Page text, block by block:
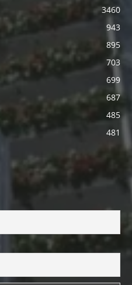
3460
943
895
703
699
687
485
481